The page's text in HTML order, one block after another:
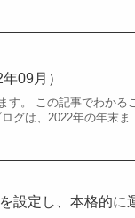
09月）
す。 この記事でわか
グは、2022年の年末ま…
設定し、本格的に